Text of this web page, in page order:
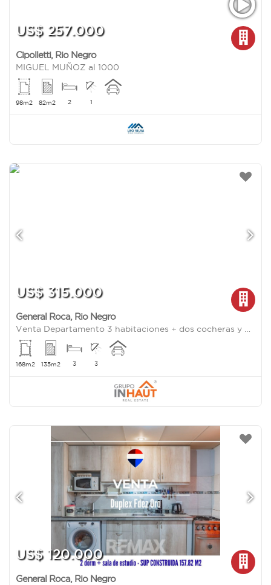
US$ 257.000
Cipolletti, Rio Negro
MIGUEL MUÑOZ al 1000
98m2 82m2 2 1
US$ 315.000
General Roca, Rio Negro
Venta Departamento 3 habitaciones + dos cocheras y bauleras sarmiento al 200
168m2 135m2 3 3
US$ 120.000
General Roca, Rio Negro